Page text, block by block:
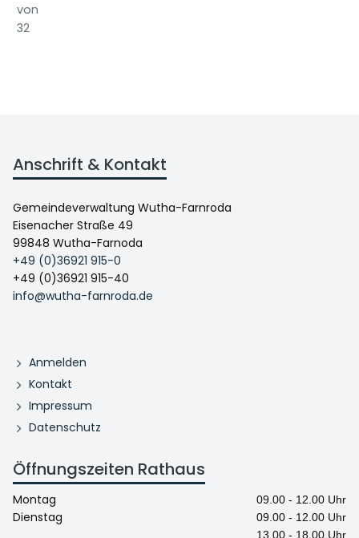
von
32
Anschrift & Kontakt
Gemeindeverwaltung Wutha-Farnroda
Eisenacher Straße 49
99848 Wutha-Farnoda
+49 (0)36921 915-0
+49 (0)36921 915-40
info@wutha-farnroda.de
Anmelden
Kontakt
Impressum
Datenschutz
Öffnungszeiten Rathaus
Montag 09.00 - 12.00 Uhr
Dienstag
09.00 - 12.00 Uhr
13.00 - 18.00 Uhr